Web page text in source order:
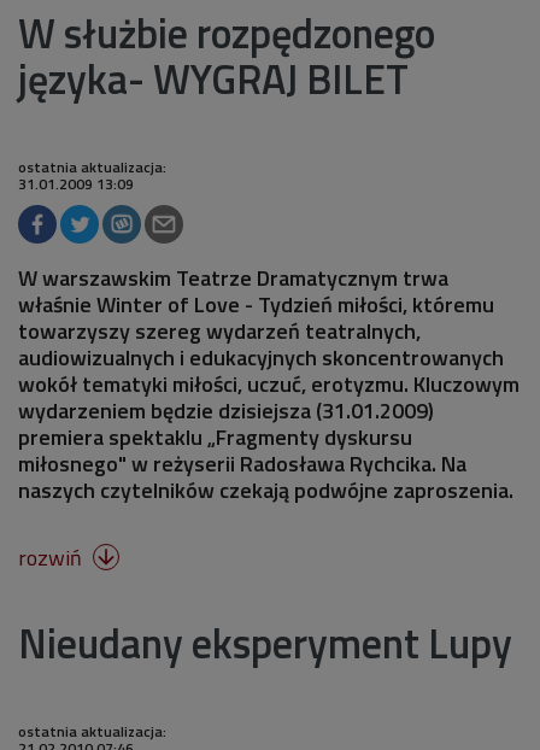
W służbie rozpędzonego
języka- WYGRAJ BILET
ostatnia aktualizacja:
31.01.2009 13:09
W warszawskim Teatrze Dramatycznym trwa
właśnie Winter of Love - Tydzień miłości, któremu
towarzyszy szereg wydarzeń teatralnych,
audiowizualnych i edukacyjnych skoncentrowanych
wokół tematyki miłości, uczuć, erotyzmu. Kluczowym
wydarzeniem będzie dzisiejsza (31.01.2009)
premiera spektaklu „Fragmenty dyskursu
miłosnego" w reżyserii Radosława Rychcika. Na
naszych czytelników czekają podwójne zaproszenia.
rozwiń 
Nieudany eksperyment Lupy
ostatnia aktualizacja: